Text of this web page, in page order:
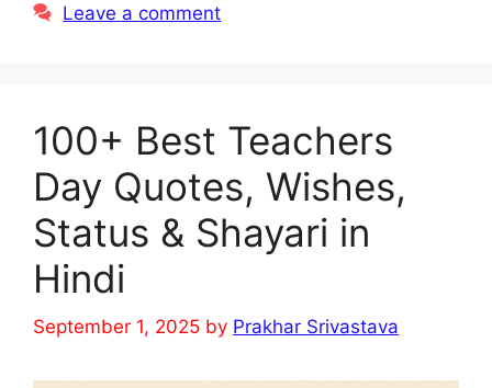
Leave a comment
100+ Best Teachers
Day Quotes, Wishes,
Status & Shayari in
Hindi
September 1, 2025 by Prakhar Srivastava